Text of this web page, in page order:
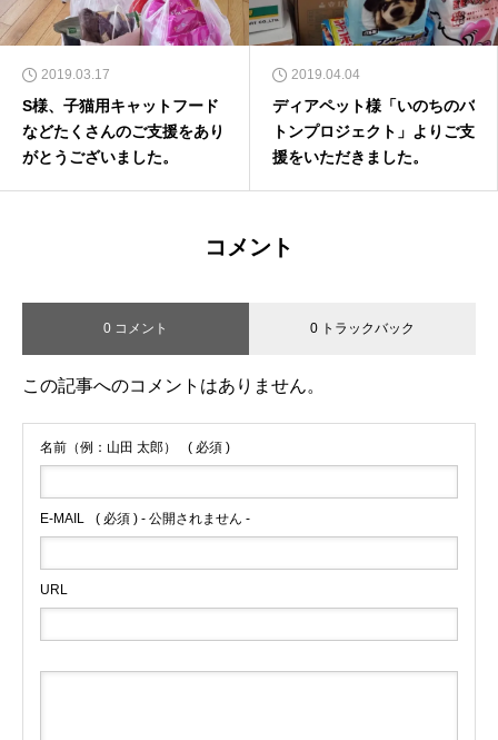
2019.03.17
S様、子猫用キャットフード
などたくさんのご支援をあり
がとうございました。
2019.04.04
ディアペット様「いのちのバ
トンプロジェクト」よりご支
援をいただきました。
コメント
0 コメント 0 トラックバック
この記事へのコメントはありません。
名前（例：山田 太郎） ( 必須 )
E-MAIL ( 必須 ) - 公開されません -
URL